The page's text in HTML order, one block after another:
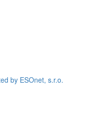
by ESOnet, s.r.o.